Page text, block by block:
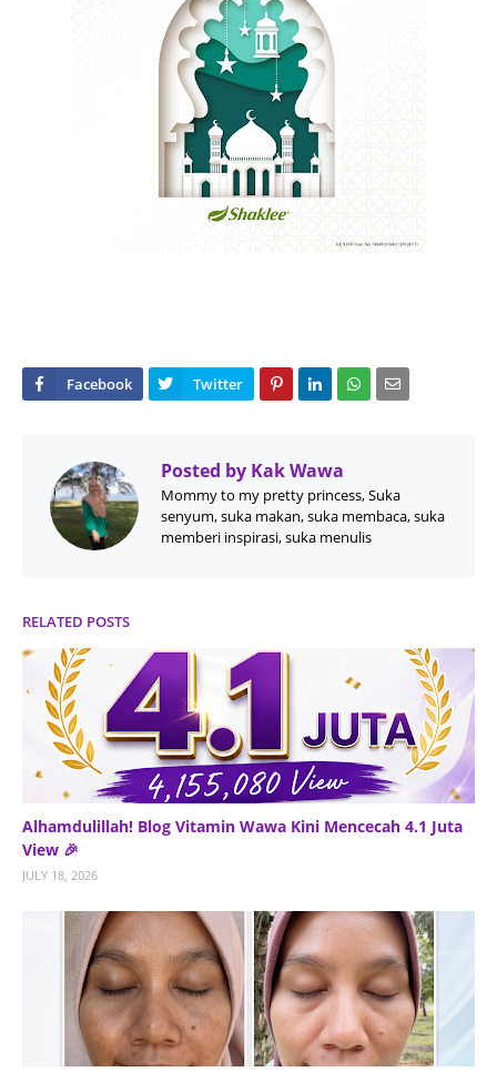
Posted by Kak Wawa
Mommy to my pretty princess, Suka
senyum, suka makan, suka membaca, suka
memberi inspirasi, suka menulis
RELATED POSTS
Alhamdulillah! Blog Vitamin Wawa Kini Mencecah 4.1 Juta
View 🎉
JULY 18, 2026